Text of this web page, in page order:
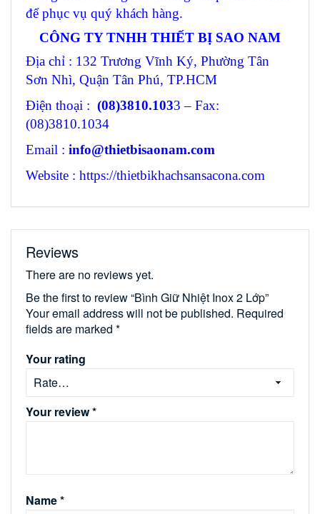
để phục vụ quý khách hàng.
CÔNG TY TNHH THIẾT BỊ SAO NAM
Địa chỉ : 132 Trương Vĩnh Ký, Phường Tân
Sơn Nhì, Quận Tân Phú, TP.HCM
Điện thoại : (08)3810.1033 – Fax:
(08)3810.1034
Email : info@thietbisaonam.com
Website : https://thietbikhachsansacona.com
Reviews
There are no reviews yet.
Be the first to review “Bình Giữ Nhiệt Inox 2 Lớp”
Your email address will not be published. Required
fields are marked *
Your rating
Your review*
Name*